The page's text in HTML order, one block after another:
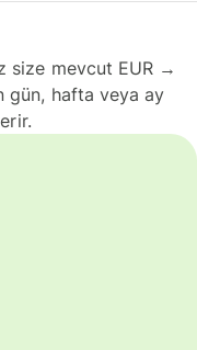
size mevcut EUR →
gün, hafta veya ay